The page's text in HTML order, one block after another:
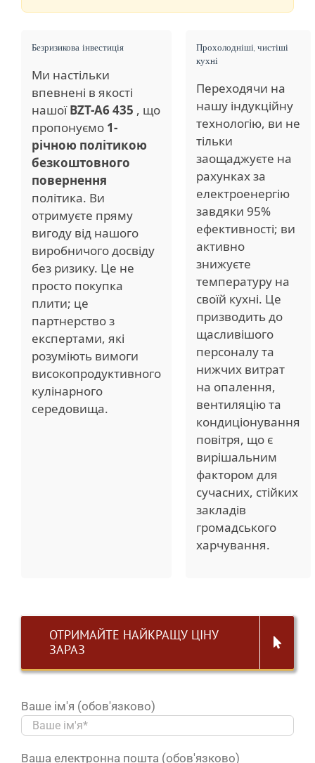
Безризикова інвестиція
Ми настільки
впевнені в якості
нашоїBZT-A6 435 , що
пропонуємо 1-
річною політикою
безкоштовного
повернення
політика. Ви
отримуєте пряму
вигоду від нашого
виробничого досвіду
без ризику. Це не
просто покупка
плити; це
партнерство з
експертами, які
розуміють вимоги
високопродуктивного
кулінарного
середовища.
Прохолодніші, чистіші
кухні
Переходячи на
нашу індукційну
технологію, ви не
тільки
заощаджуєте на
рахунках за
електроенергію
завдяки 95%
ефективності; ви
активно
знижуєте
температуру на
своїй кухні. Це
призводить до
щасливішого
персоналу та
нижчих витрат
на опалення,
вентиляцію та
кондиціонування
повітря, що є
вирішальним
фактором для
сучасних, стійких
закладів
громадського
харчування.
ОТРИМАЙТЕ НАЙКРАЩУ ЦІНУ
ЗАРАЗ
Ваше ім'я (обов'язково)
Ваша електронна пошта (обов'язково)